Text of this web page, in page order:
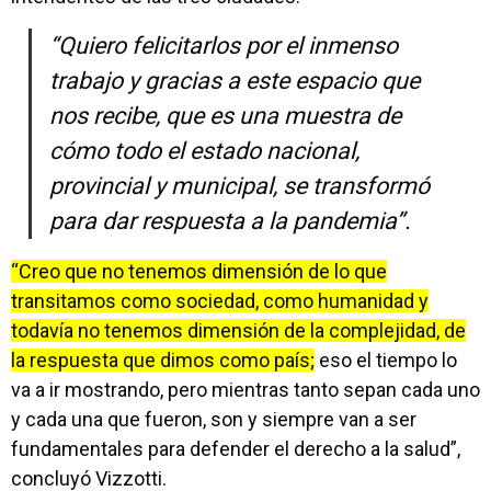
“Quiero felicitarlos por el inmenso
trabajo y gracias a este espacio que
nos recibe, que es una muestra de
cómo todo el estado nacional,
provincial y municipal, se transformó
para dar respuesta a la pandemia”.
“Creo que no tenemos dimensión de lo que
transitamos como sociedad, como humanidad y
todavía no tenemos dimensión de la complejidad, de
la respuesta que dimos como país; eso el tiempo lo
va a ir mostrando, pero mientras tanto sepan cada uno
y cada una que fueron, son y siempre van a ser
fundamentales para defender el derecho a la salud”,
concluyó Vizzotti.